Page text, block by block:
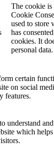
The cookie is
Cookie
used to store
has
cookies. It
personal data.
certain
on social
features.
understand
which